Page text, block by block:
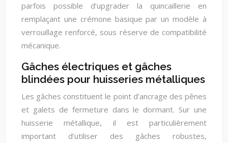
parfois possible d’upgrader la quincaillerie en
remplaçant une crémone basique par un modèle à
verrouillage renforcé, sous réserve de compatibilité
mécanique.
Gâches électriques et gâches
blindées pour huisseries métalliques
Les gâches constituent le point d’ancrage des pênes
et galets de fermeture dans le dormant. Sur une
huisserie métallique, il est particulièrement
important d’utiliser des gâches robustes,